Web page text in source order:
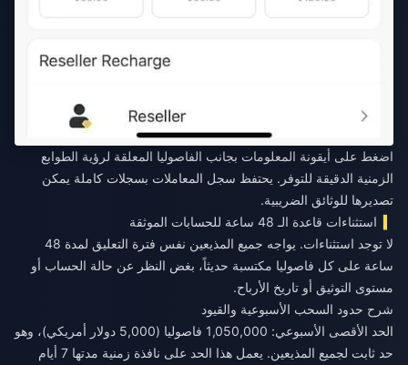
اضغط على أيقونة المعلومات بجانب الفاصوليا المعلقة لرؤية الطوابع
الزمنية الدقيقة للتوفر. يحتفظ سجل المعاملات بسجلات كاملة يمكن
تصديرها للوثائق الضريبية.
استثناءات قاعدة الـ 48 ساعة للحسابات الموثقة
لا توجد استثناءات. يواجه جميع المذيعين نفس فترة التعليق لمدة 48
ساعة على كل فاصوليا مكتسبة حديثاً، بغض النظر عن حالة الحساب أو
مستوى التوثيق أو تاريخ الأرباح.
شرح حدود السحب الأسبوعية والقيود
الحد الأقصى الأسبوعي: 1,050,000 فاصوليا (5,000 دولار أمريكي)، وهو
حد ثابت لجميع المذيعين. يعمل هذا الحد على نافذة زمنية مدتها 7 أيام